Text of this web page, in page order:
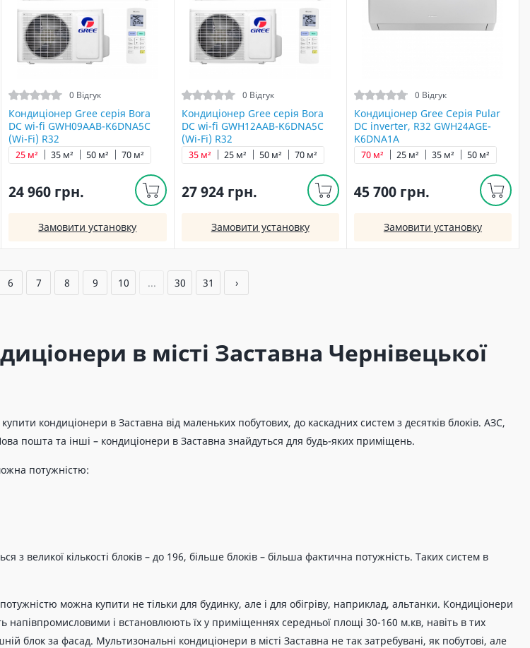
0 Відгук
Кондиціонер Gree серія Bora
DC wi-fi GWH09AAB-K6DNA5С
(Wi-Fi) R32
25 м² 35 м² 50 м² 70 м²
24 960 грн.
Замовити установку
0 Відгук
Кондиціонер Gree серія Bora
DC wi-fi GWH12AAB-K6DNA5С
(Wi-Fi) R32
25 м²
35 м² 50 м² 70 м²
27 924 грн.
Замовити установку
0 Відгук
Кондиціонер Gree Серія Pular
DC inverter, R32 GWH24AGE-
K6DNA1A
25 м² 35 м² 50 м²
70 м²
45 700 грн.
Замовити установку
6 7 8 9 10 ... 30 31 ›
в місті Заставна Чернівецької
кондиціонери в Заставна від маленьких побутових, до каскадних систем з десятків блоків. АЗС,
пошта та інші – кондиціонери в Заставна знайдуться для будь-яких приміщень.
потужністю:
з великої кількості блоків – до 196, більше блоків – більша фактична потужність. Таких систем в
можна купити не тільки для будинку, але і для обігріву, наприклад, альтанки. Кондиціонери
і встановлюють їх у приміщеннях середньої площі 30-160 м.кв, навіть в тих
блок за фасад. Мультизональні кондиціонери в місті Заставна не так затребувані, як побутові, але